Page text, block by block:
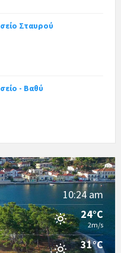
Σταυρού
- Βαθύ
10:24 am
24°C
2m/s
31°C